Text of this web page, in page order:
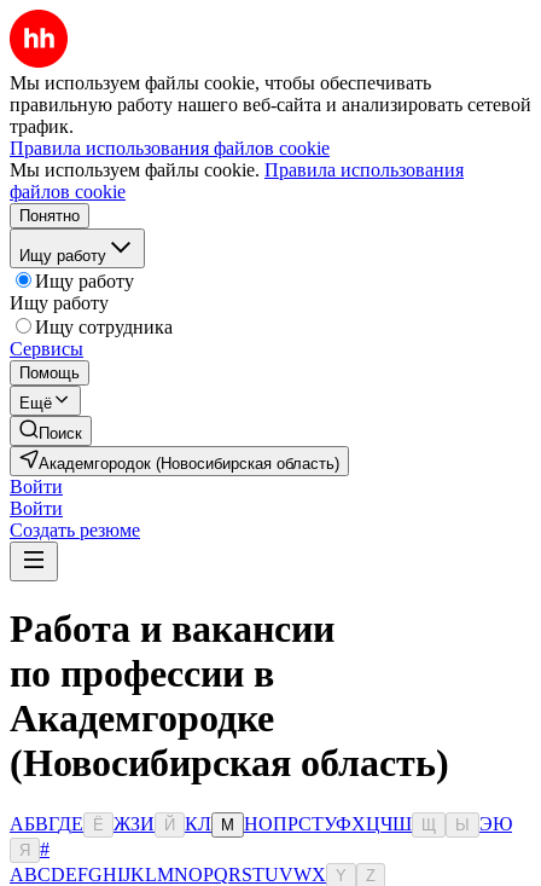
Мы используем файлы cookie, чтобы обеспечивать
правильную работу нашего веб-сайта и анализировать сетевой
трафик.
Правила использования файлов cookie
Мы используем файлы cookie. Правила использования
файлов cookie
Понятно
Ищу работу
Ищу работу
Ищу работу
Ищу сотрудника
Сервисы
Помощь
Ещё
Поиск
Академгородок (Новосибирская область)
Войти
Войти
Создать резюме
Работа и вакансии
по профессии в
Академгородке
(Новосибирская область)
АБВГДЕ Ё ЖЗИ Й КЛ М НОПРСТУФХЦЧШ Ы ЭЮ
Я
#
ABCDEFGHIJKLMNOPQRSTUVWX Y Z